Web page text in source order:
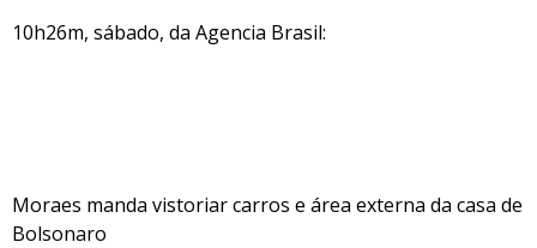
10h26m, sábado, da Agencia Brasil:
Moraes manda vistoriar carros e área externa da casa de
Bolsonaro